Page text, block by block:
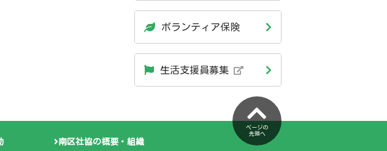
ボランティア保険
生活支援員募集
ページの
先頭へ
南区社協の概要・組織